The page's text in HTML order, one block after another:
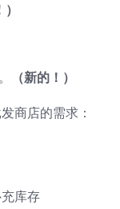
（新的！）
商店的需求：
库存